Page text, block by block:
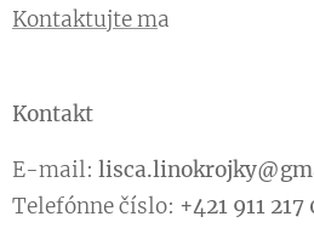
Kontaktujte ma
Kontakt
E-mail:
Telefónne číslo: +421 911 217